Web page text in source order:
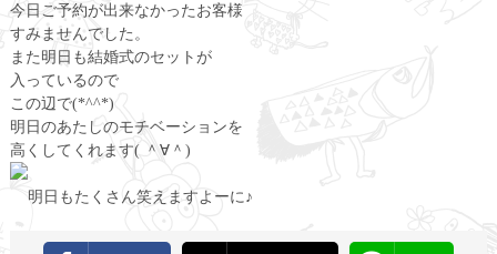
今日ご予約が出来なかったお客様
すみませんでした。
また明日も結婚式のセットが
入っているので
この辺で(*^^*)
明日のあたしのモチベーションを
高くしてくれます( ＾∀＾)
明日もたくさん笑えますよーに♪